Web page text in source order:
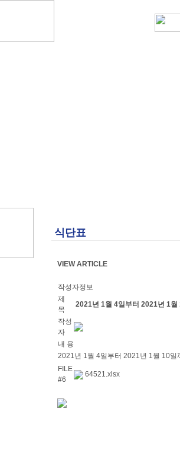
식단표
VIEW ARTICLE
작성자정보
제
목
2021년 1월 4일부터 2021년 1
작성
자
내 용
2021년 1월 4일부터 2021년 1월 10일
FILE
#6
64521.xlsx